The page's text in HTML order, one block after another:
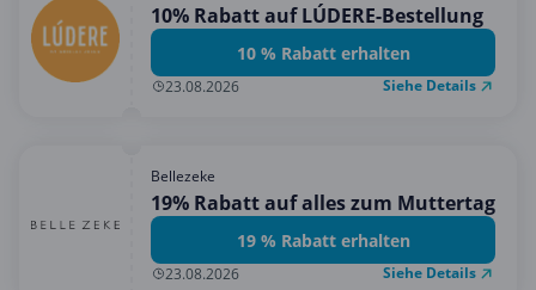
10% Rabatt auf LÚDERE-Bestellung
10 % Rabatt erhalten
23.08.2026 Siehe Details
Bellezeke
19% Rabatt auf alles zum Muttertag
19 % Rabatt erhalten
23.08.2026 Siehe Details